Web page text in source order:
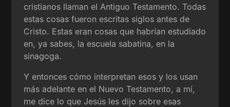
cristianos llaman el Antiguo Testamento. Todas
estas cosas fueron escritas siglos antes de
Cristo. Estas eran cosas que habrían estudiado
en, ya sabes, la escuela sabatina, en la
sinagoga.
Y entonces cómo interpretan esos y los usan
más adelante en el Nuevo Testamento, a mí,
me dice lo que Jesús les dijo sobre esas